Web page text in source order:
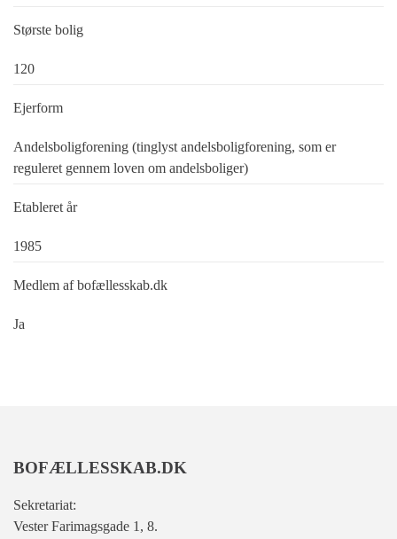
Største bolig
120
Ejerform
Andelsboligforening (tinglyst andelsboligforening, som er
reguleret gennem loven om andelsboliger)
Etableret år
1985
Medlem af bofællesskab.dk
Ja
BOFÆLLESSKAB.DK
Sekretariat:
Vester Farimagsgade 1, 8.